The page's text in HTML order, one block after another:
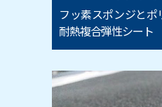
フッ素スポンジと
耐熱複合弾性シート